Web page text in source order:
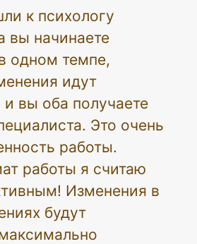
к психологу
вы начинаете
одном темпе,
идут
и вы оба получаете
Это очень
работы.
работы я считаю
Изменения в
будут